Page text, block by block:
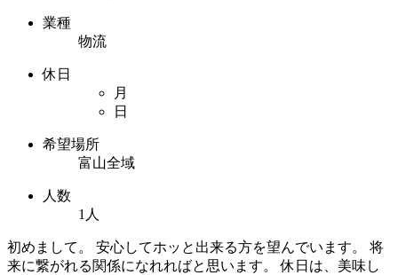
業種
物流
休日
月
日
希望場所
富山全域
人数
1人
初めまして。 安心してホッと出来る方を望んでいます。 将
来に繋がれる関係になれればと思います。 休日は、美味し